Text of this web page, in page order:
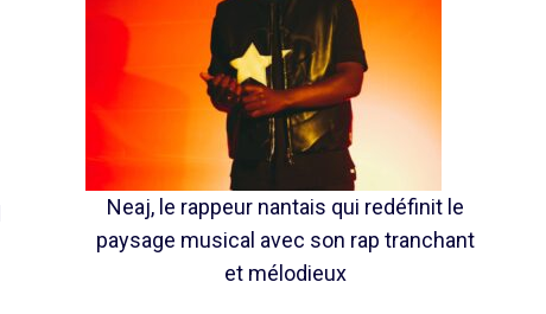
Neaj, le rappeur nantais qui redéfinit le
paysage musical avec son rap tranchant
et mélodieux